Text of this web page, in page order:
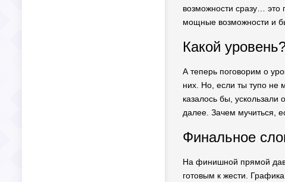
возможности сразу… это
мощные возможности и
Какой
А теперь поговорим о
них. Но, если ты тупо не
казалось бы,
далее. Зачем мучиться,
Финальное
На финишной прямой
готовым к жести.